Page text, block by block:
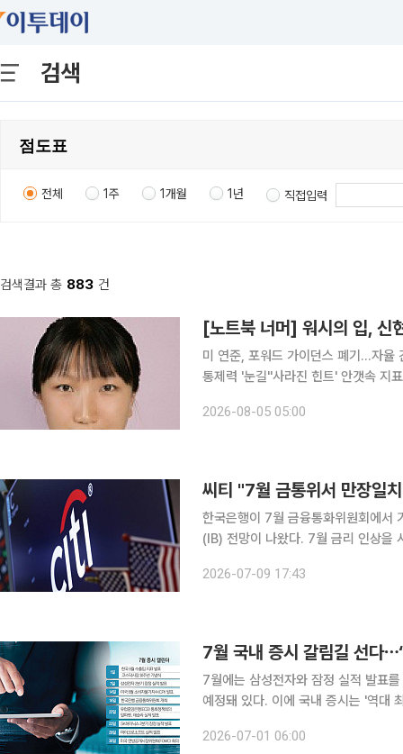
검색
전체 1주 1개월 1년 직접입력
검색결과 총 883 건
[노트북 너머] 워시의 입, 신
미 연준, 포워드 가이던스 폐기…자율
통제력 '눈길''사라진 힌트' 안갯속 지표ㆍ정책에 꽉
와 5월 미국 연방준비제도(Fed) 수장
2026-08-05 05:00
씨티 "7월 금통위서 만장일
한국은행이 7월 금융통화위원회에
(IB) 전망이 나왔다. 7월 금리 인상을
개최될 금통위에서 한은이 소수 의견
2026-07-09 17:43
7월 국내 증시 갈림길 선다
7월에는 삼성전자와 잠정 실적 발표
예정돼 있다. 이에 국내 증시는 '역대
2026-07-01 06:00